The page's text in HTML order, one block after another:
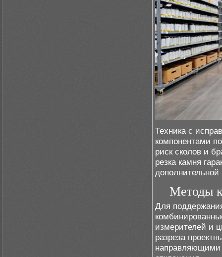
Техника с
компонентами
риск сколов и
резка камня
дополнительной
Методы
Для
измерителей и
разреза
направляющими